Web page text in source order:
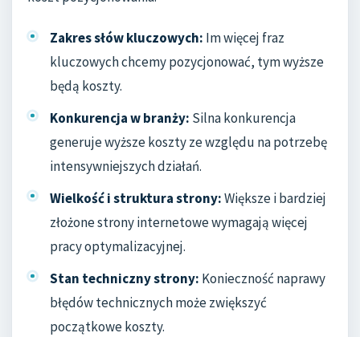
Zakres słów kluczowych: Im więcej fraz
kluczowych chcemy pozycjonować, tym wyższe
będą koszty.
Konkurencja w branży: Silna konkurencja
generuje wyższe koszty ze względu na potrzebę
intensywniejszych działań.
Wielkość i struktura strony:Większe i bardziej
złożone strony internetowe wymagają więcej
pracy optymalizacyjnej.
Stan techniczny strony: Konieczność naprawy
błędów technicznych może zwiększyć
początkowe koszty.